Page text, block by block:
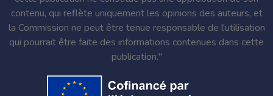
contenu, qui reflète uniquement les opinions des auteurs, et
la Commission ne peut être tenue responsable de l'utilisation
qui pourrait être faite des informations contenues dans cette
publication."